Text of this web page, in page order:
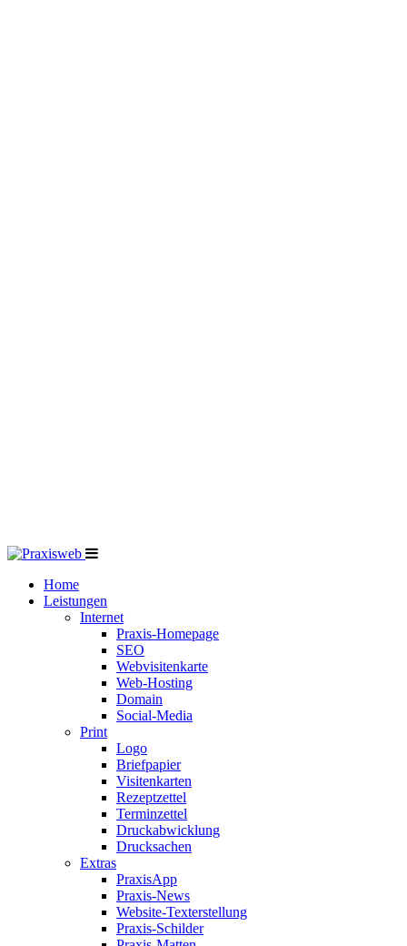
Home
Leistungen
Internet
Praxis-Homepage
SEO
Webvisitenkarte
Web-Hosting
Domain
Social-Media
Print
Logo
Briefpapier
Visitenkarten
Rezeptzettel
Terminzettel
Druckabwicklung
Drucksachen
Extras
PraxisApp
Praxis-News
Website-Texterstellung
Praxis-Schilder